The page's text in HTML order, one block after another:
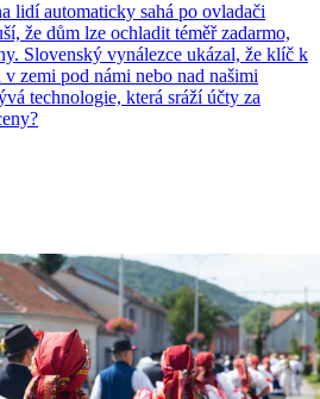
lidí automaticky sahá po ovladači
že dům lze ochladit téměř zadarmo,
Slovenský vynálezce ukázal, že klíč k
zemi pod námi nebo nad našimi
technologie, která sráží účty za